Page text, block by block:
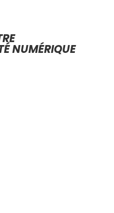
NUMÉRIQUE